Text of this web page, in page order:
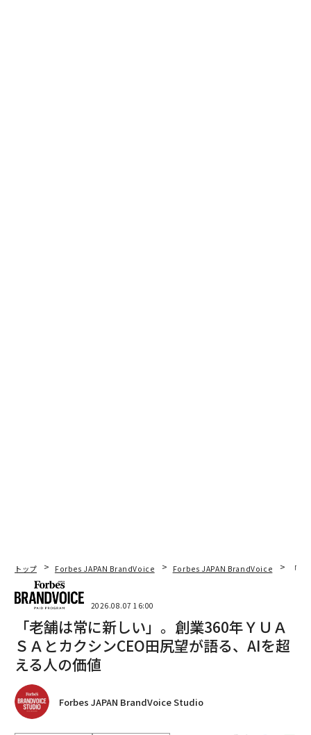
トップ Forbes JAPAN BrandVoice Forbes JAPAN BrandVoice 「
2026.08.07 16:00
「老舗は常に新しい」。創業360年ＹＵＡ
ＳＡとカクシンCEO田尻望が語る、AIを超
える人の価値
Forbes JAPAN BrandVoice Studio